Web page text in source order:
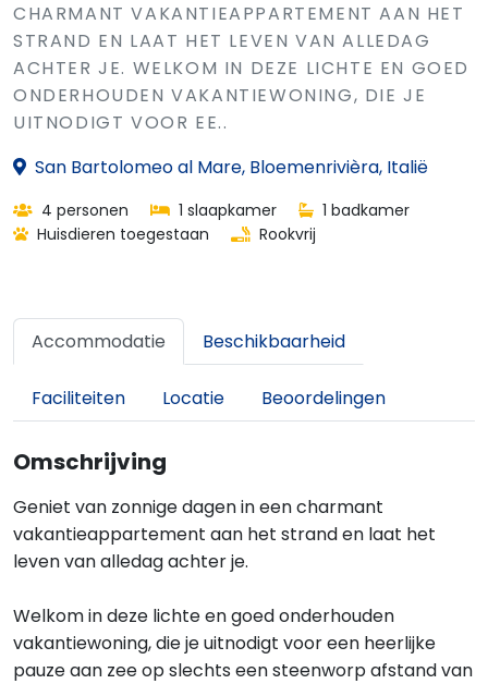
CHARMANT VAKANTIEAPPARTEMENT AAN HET
STRAND EN LAAT HET LEVEN VAN ALLEDAG
ACHTER JE. WELKOM IN DEZE LICHTE EN GOED
ONDERHOUDEN VAKANTIEWONING, DIE JE
UITNODIGT VOOR EE..
San Bartolomeo al Mare, Bloemenrivièra, Italië
4 personen 1 slaapkamer
1 badkamer
Huisdieren toegestaan
Rookvrij
Accommodatie Beschikbaarheid
Faciliteiten Locatie Beoordelingen
Omschrijving
Geniet van zonnige dagen in een charmant
vakantieappartement aan het strand en laat het
leven van alledag achter je.
Welkom in deze lichte en goed onderhouden
vakantiewoning, die je uitnodigt voor een heerlijke
pauze aan zee op slechts een steenworp afstand van